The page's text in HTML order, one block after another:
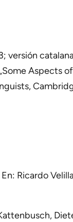
versión
Aspects
Ricardo